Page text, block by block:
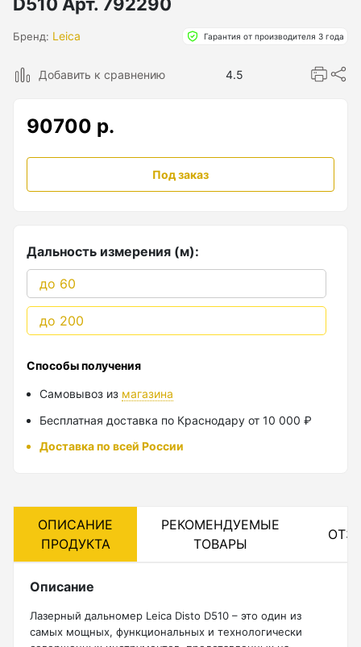
Бренд: Leica Гарантия от производителя 3 года
Добавить к сравнению 4.5
90700 р.
Под заказ
Дальность измерения (м):
до 60
до 200
Способы получения
Самовывоз из магазина
Бесплатная доставка по Краснодару от 10 000 ₽
Доставка по всей России
ОПИСАНИЕ
ПРОДУКТА
РЕКОМЕНДУЕМЫЕ
ТОВАРЫ
Описание
Лазерный дальномер Leica Disto D510 – это один из
самых мощных, функциональных и технологически
Дальномеры
Дальномеры рулетки лазерные
Лазерный датчик расстояния
Дорожные колеса (курвиметры)
Колесо измерительное
Лазерные уровни
Лазерные уровни ADA
Мотобуры
Аксессуары для мотобуров